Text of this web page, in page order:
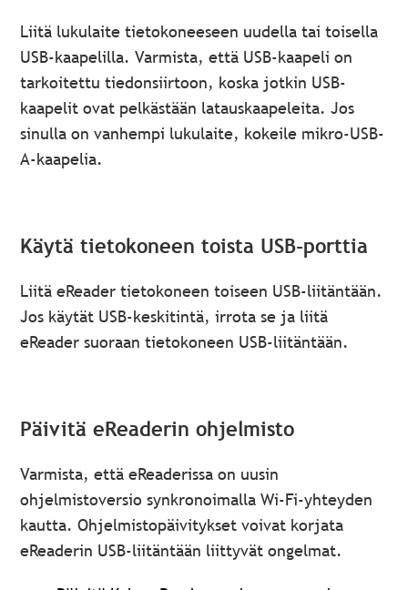
Liitä lukulaite tietokoneeseen uudella tai toisella
USB-kaapelilla. Varmista, että USB-kaapeli on
tarkoitettu tiedonsiirtoon, koska jotkin USB-
kaapelit ovat pelkästään latauskaapeleita. Jos
sinulla on vanhempi lukulaite, kokeile mikro-USB-
A-kaapelia.
Käytä tietokoneen toista USB-porttia
Liitä eReader tietokoneen toiseen USB-liitäntään.
Jos käytät USB-keskitintä, irrota se ja liitä
eReader suoraan tietokoneen USB-liitäntään.
Päivitä eReaderin ohjelmisto
Varmista, että eReaderissa on uusin
ohjelmistoversio synkronoimalla Wi-Fi-yhteyden
kautta. Ohjelmistopäivitykset voivat korjata
eReaderin USB-liitäntään liittyvät ongelmat.